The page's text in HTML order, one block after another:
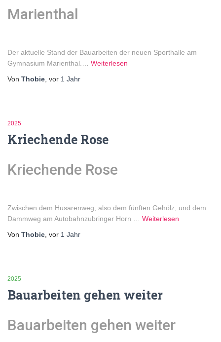
Marienthal
Der aktuelle Stand der Bauarbeiten der neuen Sporthalle am
Gymnasium Marienthal.
Weiterlesen
Von Thobie , vor 1 Jahr
2025
Kriechende Rose
Kriechende Rose
Zwischen dem Husarenweg, also dem fünften Gehölz, und dem
Dammweg am Autobahnzubringer Horn … Weiterlesen
Von Thobie , vor 1 Jahr
2025
Bauarbeiten gehen weiter
Bauarbeiten gehen weiter